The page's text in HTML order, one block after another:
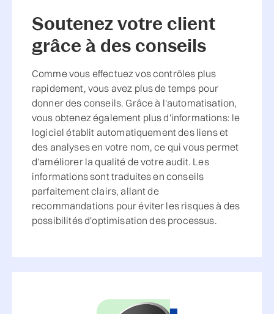
Soutenez votre client
grâce à des conseils
Comme vous effectuez vos contrôles plus
rapidement, vous avez plus de temps pour
donner des conseils. Grâce à l'automatisation,
vous obtenez également plus d'informations: le
logiciel établit automatiquement des liens et
des analyses en votre nom, ce qui vous permet
d'améliorer la qualité de votre audit. Les
informations sont traduites en conseils
parfaitement clairs, allant de
recommandations pour éviter les risques à des
possibilités d'optimisation des processus.